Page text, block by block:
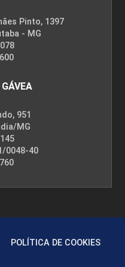
Pinto, 1397
- MG
951
MG
0048-40
POLÍTICA DE COOKIES